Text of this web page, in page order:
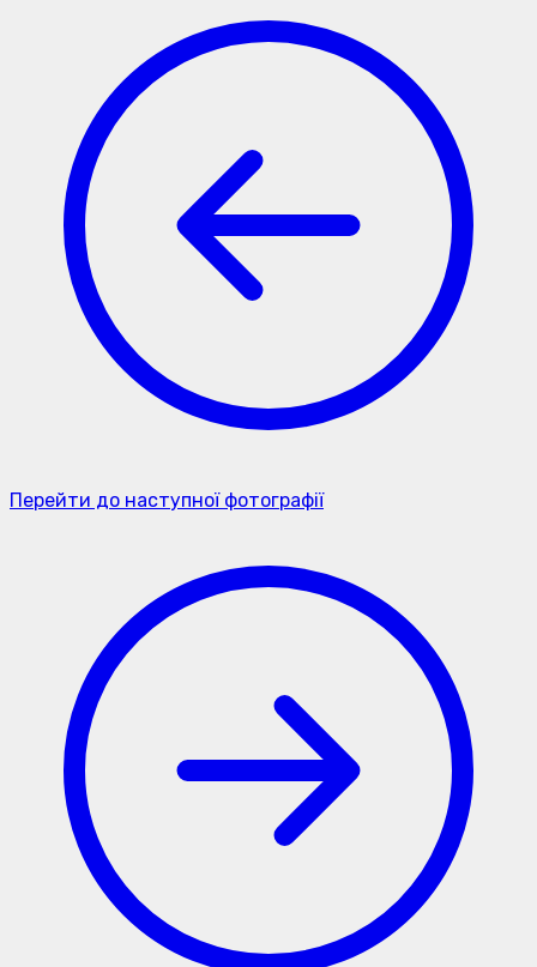
Перейти до наступної фотографії